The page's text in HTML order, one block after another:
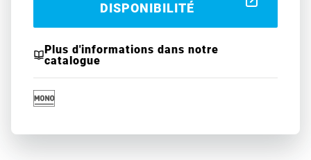
DISPONIBILITÉ
Plus d'informations dans notre
catalogue